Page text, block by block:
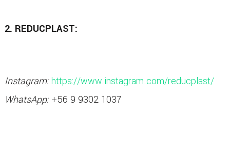
2. REDUCPLAST:
Instagram:https://www.instagram.com/reducplast/
WhatsApp:+56 9 9302 1037